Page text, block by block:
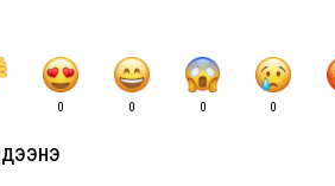
0 0 0 0
үү